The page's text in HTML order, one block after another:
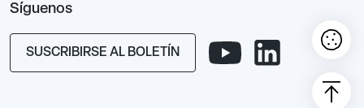
Síguenos
SUSCRIBIRSE AL BOLETÍN